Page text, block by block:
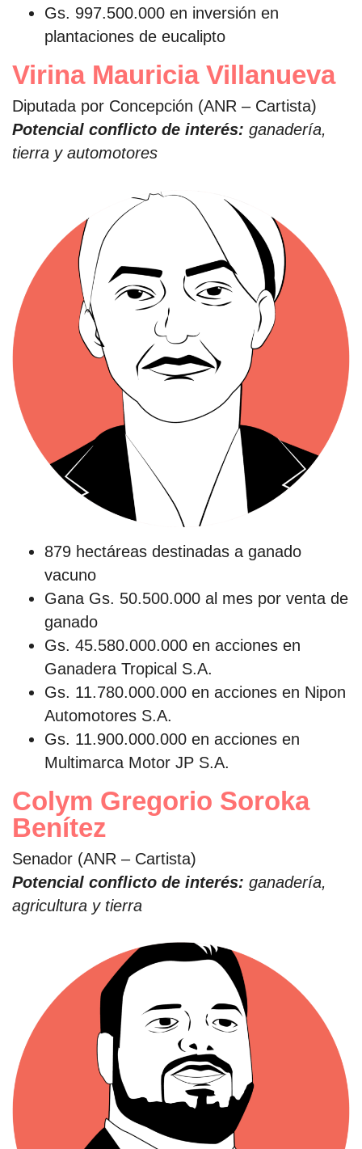
Gs. 997.500.000 en inversión en
plantaciones de eucalipto
Virina Mauricia Villanueva
Diputada por Concepción (ANR – Cartista)
Potencial conflicto de interés: ganadería,
tierra y automotores
879 hectáreas destinadas a ganado
vacuno
Gana Gs. 50.500.000 al mes por venta de
ganado
Gs. 45.580.000.000 en acciones en
Ganadera Tropical S.A.
Gs. 11.780.000.000 en acciones en Nipon
Automotores S.A.
Gs. 11.900.000.000 en acciones en
Multimarca Motor JP S.A.
Colym Gregorio Soroka
Benítez
Senador (ANR – Cartista)
Potencial conflicto de interés: ganadería,
agricultura y tierra